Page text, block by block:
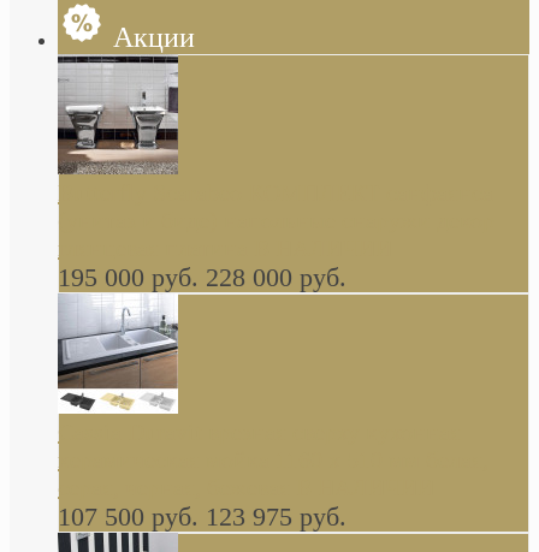
Акции
Butterfly Scarabeo КОМПЛЕКТ санфаянса
глянцевая платина В НАЛИЧИИ
195 000 руб. 228 000 руб.
керамическая мойка 1160 x 510 мм белая,
серая, черная, бежевая В НАЛИЧИИ
107 500 руб. 123 975 руб.